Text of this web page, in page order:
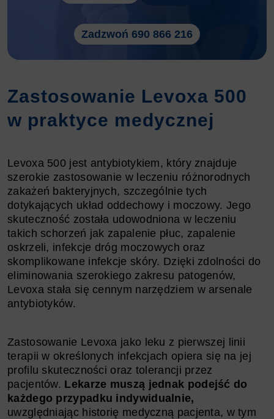
Zadzwoń 690 866 216
Zastosowanie Levoxa 500
w praktyce medycznej
Levoxa 500 jest antybiotykiem, który znajduje
szerokie zastosowanie w leczeniu różnorodnych
zakażeń bakteryjnych, szczególnie tych
dotykających układ oddechowy i moczowy. Jego
skuteczność została udowodniona w leczeniu
takich schorzeń jak zapalenie płuc, zapalenie
oskrzeli, infekcje dróg moczowych oraz
skomplikowane infekcje skóry. Dzięki zdolności do
eliminowania szerokiego zakresu patogenów,
Levoxa stała się cennym narzędziem w arsenale
antybiotyków.
Zastosowanie Levoxa jako leku z pierwszej linii
terapii w określonych infekcjach opiera się na jej
profilu skuteczności oraz tolerancji przez
pacjentów. Lekarze muszą jednak podejść do
każdego przypadku indywidualnie,
uwzględniając historię medyczną pacjenta, w tym